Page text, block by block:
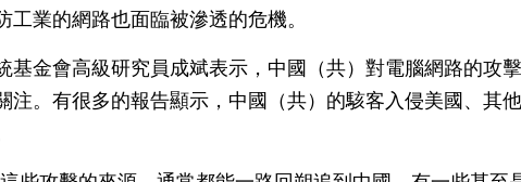
工業的網路也面臨被滲透的危機。
基金會高級研究員成斌表示，中國（共）對電腦網路的攻
注。有很多的報告顯示，中國（共）的駭客入侵美國、其